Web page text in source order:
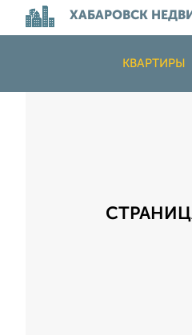
ХАБАРОВСК
КВАРТИРЫ